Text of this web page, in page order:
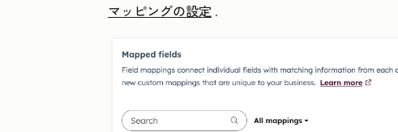
マッピングの設定 .